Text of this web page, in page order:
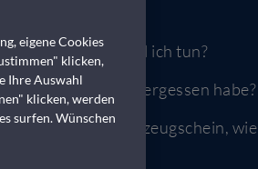
benötigt. Was soll ich tun?
meinen Ausweis vergessen habe?
noch keinen Fahrzeugschein, wie
eigene Cookies
klicken,
Ihre Auswahl
klicken, werden
surfen. Wünschen